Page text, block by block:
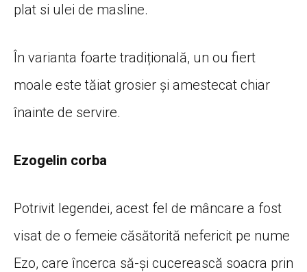
plat si ulei de masline.
În varianta foarte tradițională, un ou fiert
moale este tăiat grosier și amestecat chiar
înainte de servire.
Ezogelin corba
Potrivit legendei, acest fel de mâncare a fost
visat de o femeie căsătorită nefericit pe nume
Ezo, care încerca să-și cucerească soacra prin